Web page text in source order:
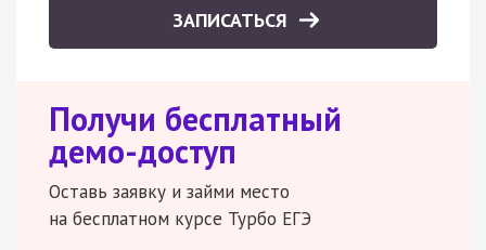
ЗАПИСАТЬСЯ
Получи бесплатный
демо-доступ
Оставь заявку и займи место
на бесплатном курсе Турбо ЕГЭ